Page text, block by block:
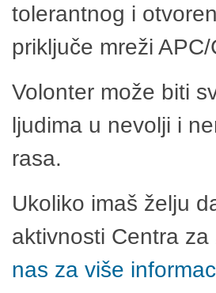
tolerantnog i
priključe mreži
Volonter može biti
ljudima u nevolji i
rasa.
Ukoliko imaš želju
aktivnosti Centra
nas za više